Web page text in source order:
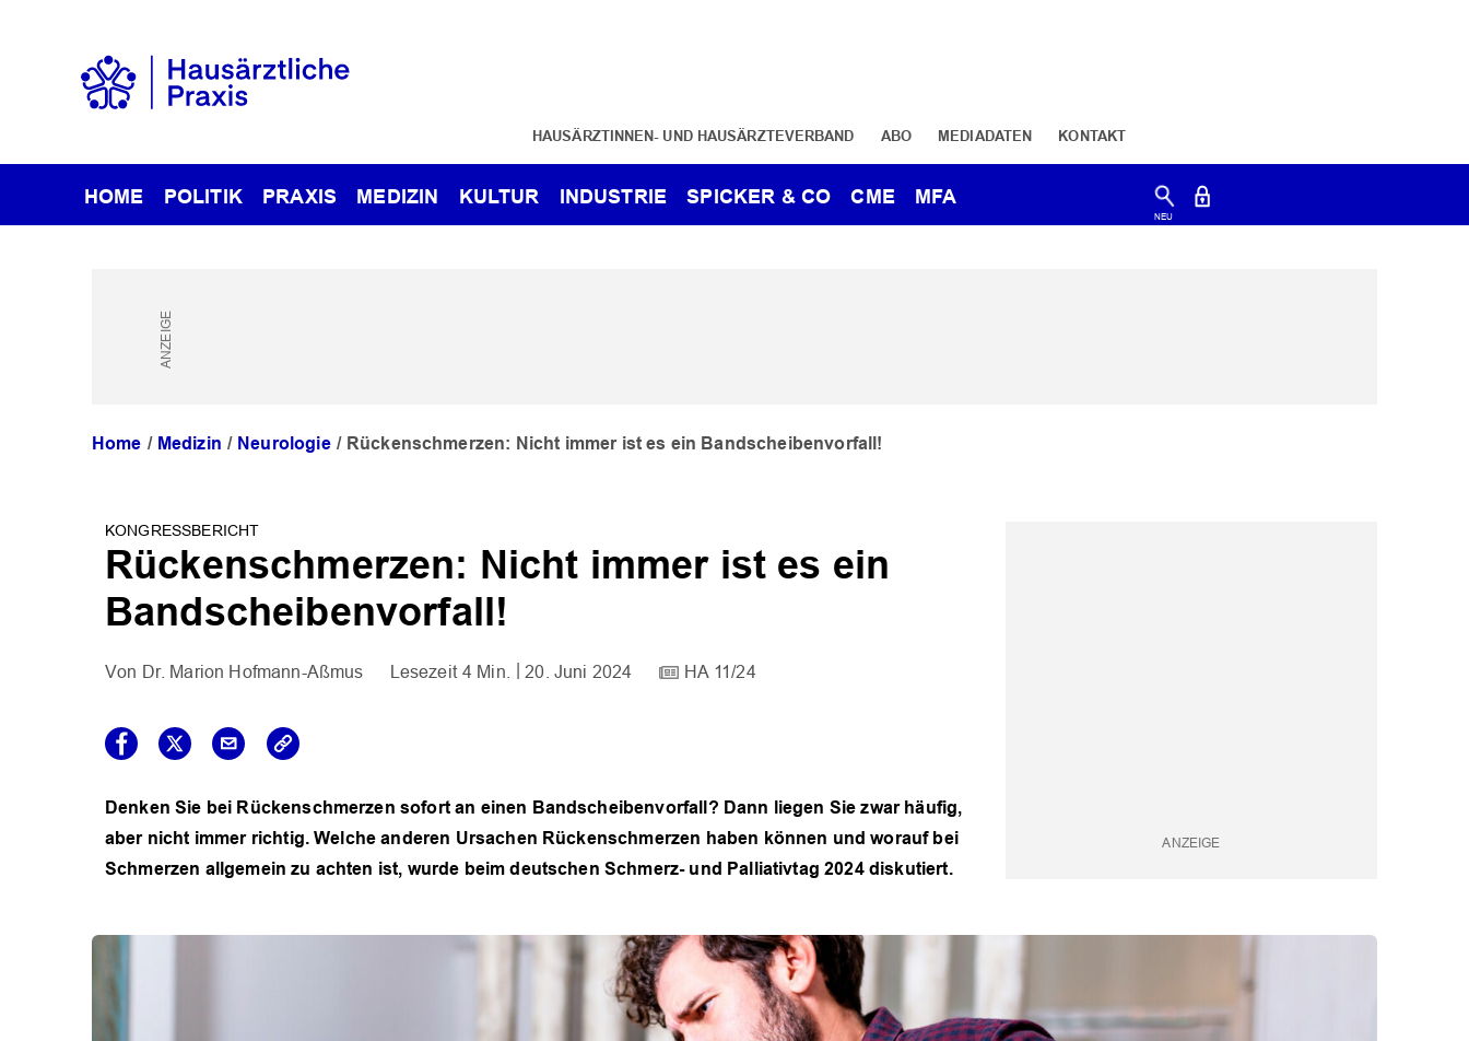
HAUSÄRZTINNEN- UND HAUSÄRZTEVERBAND ABO MEDIADATEN KONTAKT
HOME POLITIK PRAXIS MEDIZIN KULTUR INDUSTRIE SPICKER & CO CME MFA
Home Medizin Neurologie Rückenschmerzen: Nicht immer ist es ein Bandscheibenvorfall!
KONGRESSBERICHT
Rückenschmerzen: Nicht immer ist es ein
Bandscheibenvorfall!
Dr. Marion Hofmann-Aßmus 4 Min. 20. Juni 2024 HA 11/24
Denken Sie bei Rückenschmerzen sofort an einen Bandscheibenvorfall? Dann liegen Sie zwar häufig,
aber nicht immer richtig. Welche anderen Ursachen Rückenschmerzen haben können und worauf bei
Schmerzen allgemein zu achten ist, wurde beim deutschen Schmerz- und Palliativtag 2024 diskutiert.